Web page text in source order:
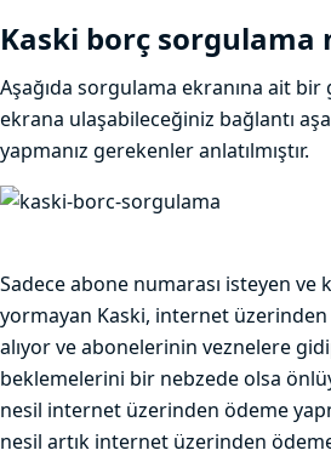
Kaski borç sorgulama
Aşağıda sorgulama ekranına ait
ekrana ulaşabileceğiniz bağlantı
yapmanız gerekenler anlatılmıştır.
Sadece abone numarası isteyen ve
yormayan Kaski, internet
alıyor ve abonelerinin veznelere
beklemelerini bir nebzede olsa
nesil internet üzerinden ödeme
nesil artık internet üzerinden